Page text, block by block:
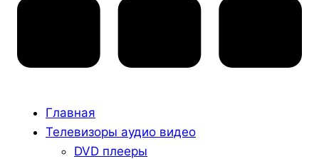
Главная
Телевизоры аудио видео
DVD плееры